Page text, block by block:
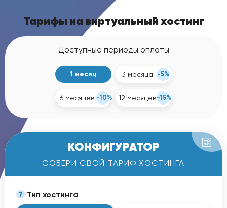
Тарифы на виртуальный хостинг
Доступные периоды оплаты
1 месяц 3 месяца -5%
6 месяцев -10% 12 месяцев-15%
КОНФИГУРАТОР
СОБЕРИ СВОЙ ТАРИФ ХОСТИНГА
Тип хостинга